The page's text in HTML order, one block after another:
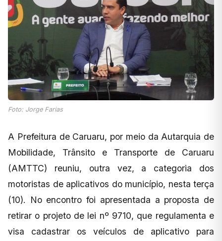
Foto: Jorge Farias
A Prefeitura de Caruaru, por meio da Autarquia de
Mobilidade, Trânsito e Transporte de Caruaru
(AMTTC) reuniu, outra vez, a categoria dos
motoristas de aplicativos do município, nesta terça
(10). No encontro foi apresentada a proposta de
retirar o projeto de lei nº 9710, que regulamenta e
visa cadastrar os veículos de aplicativo para